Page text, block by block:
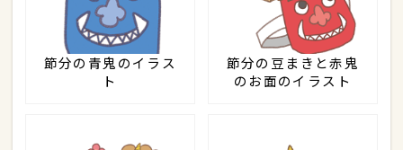
節分の青鬼のイラス
ト
節分の豆まきと赤鬼
のお面のイラスト